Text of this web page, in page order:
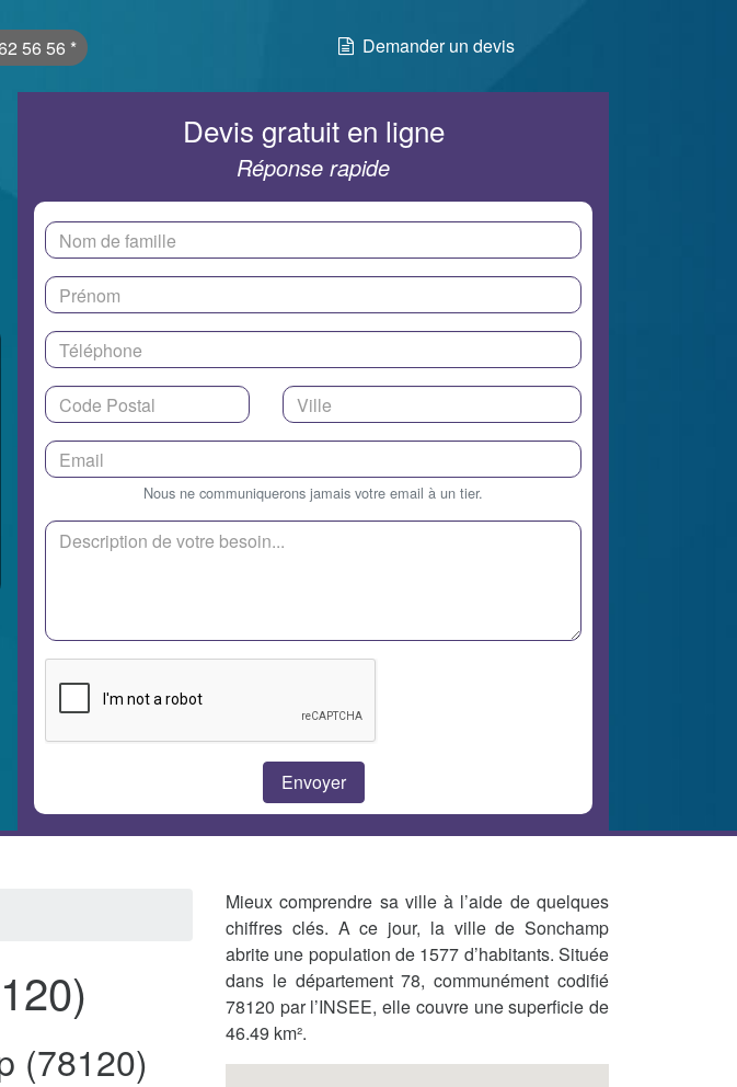
56 56 * Demander un devis
Devis gratuit en ligne
Réponse rapide
Nous ne communiquerons jamais votre email à un tier.
(78120)
Mieux comprendre sa ville à l’aide de quelques
chiffres clés. A ce jour, la ville de Sonchamp
abrite une population de 1577 d’habitants. Située
dans le département 78, communément codifié
78120 par l’INSEE, elle couvre une superficie de
46.49 km².